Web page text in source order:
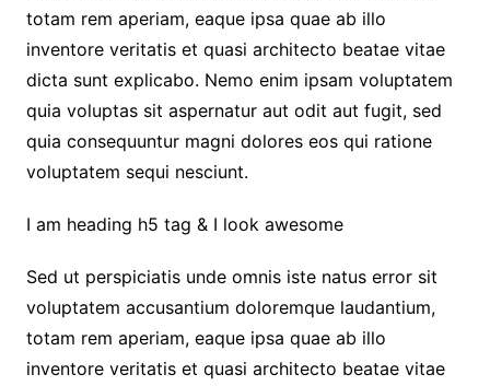
totam rem aperiam, eaque ipsa quae ab illo
inventore veritatis et quasi architecto beatae vitae
dicta sunt explicabo. Nemo enim ipsam voluptatem
quia voluptas sit aspernatur aut odit aut fugit, sed
quia consequuntur magni dolores eos qui ratione
voluptatem sequi nesciunt.
I am heading h5 tag & I look awesome
Sed ut perspiciatis unde omnis iste natus error sit
voluptatem accusantium doloremque laudantium,
totam rem aperiam, eaque ipsa quae ab illo
inventore veritatis et quasi architecto beatae vitae